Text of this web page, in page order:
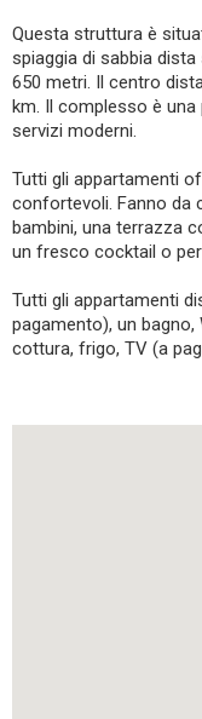
Questa struttura è
spiaggia di sabbia
650 metri. Il centro
km. Il complesso è
servizi moderni.
Tutti gli appartamenti
confortevoli. Fanno da
bambini, una terrazza
un fresco cocktail o
Tutti gli appartamenti
pagamento), un
cottura, frigo, TV (a